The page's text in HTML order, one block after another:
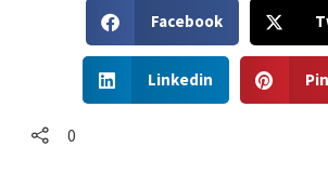
h
r
Facebook
h
h
Linkedin
h
0